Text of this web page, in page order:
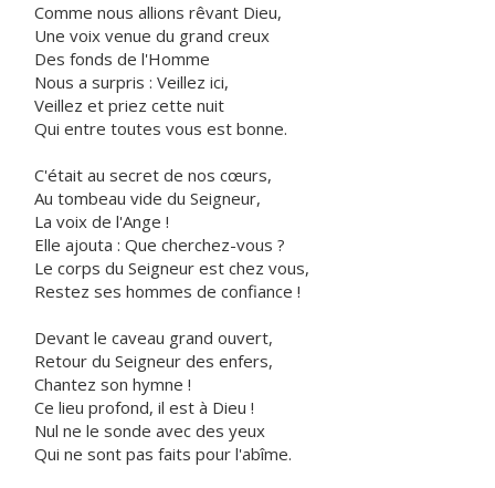
Comme nous allions rêvant Dieu,
Une voix venue du grand creux
Des fonds de l'Homme
Nous a surpris : Veillez ici,
Veillez et priez cette nuit
Qui entre toutes vous est bonne.
C'était au secret de nos cœurs,
Au tombeau vide du Seigneur,
La voix de l'Ange !
Elle ajouta : Que cherchez-vous ?
Le corps du Seigneur est chez vous,
Restez ses hommes de confiance !
Devant le caveau grand ouvert,
Retour du Seigneur des enfers,
Chantez son hymne !
Ce lieu profond, il est à Dieu !
Nul ne le sonde avec des yeux
Qui ne sont pas faits pour l'abîme.